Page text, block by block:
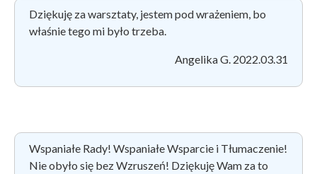
Dziękuję za warsztaty, jestem pod wrażeniem, bo
właśnie tego mi było trzeba.
Angelika G. 2022.03.31
Wspaniałe Rady! Wspaniałe Wsparcie i Tłumaczenie!
Nie obyło się bez Wzruszeń! Dziękuję Wam za to